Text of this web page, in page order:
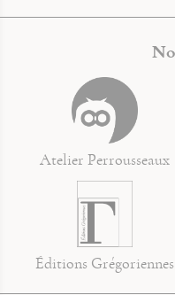
Atelier Perrousseaux
Éditions Grégoriennes